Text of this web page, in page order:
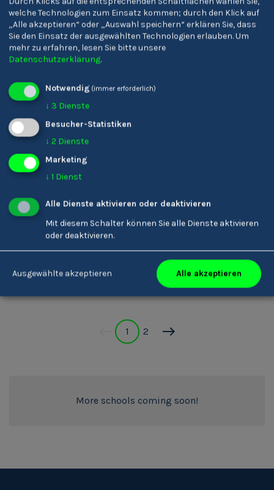
Sozialwissenschaftliches
Gymnasium 'Josef
Gasser'
Oberschulzentrum Mals
'Claudia von Medici'
Taufers
Franziskanergymnasium
Bozen
1 2
More schools coming soon!
welche Technologien zum Einsatz kommen; durch den Klick auf
„Alle akzeptieren“ oder „Auswahl speichern“ erklären Sie, dass
Sie den Einsatz der ausgewählten Technologien erlauben.Um
mehr zu erfahren, lesen Sie bitte unsere
Datenschutzerklärung.
Notwendig (immer erforderlich)
↓ 3 Dienste
Besucher-Statistiken
↓ 2 Dienste
Marketing
↓ 1 Dienst
Alle Dienste aktivieren oder deaktivieren
Mit diesem Schalter können Sie alle Dienste aktivieren
oder deaktivieren.
Ausgewählte akzeptieren Alle akzeptieren